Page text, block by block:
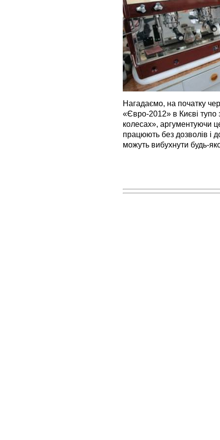
Нагадаємо, на початку
«Євро-2012» в Києві тупо
колесах», аргументуючи
працюють без дозволів і
можуть вибухнути будь-